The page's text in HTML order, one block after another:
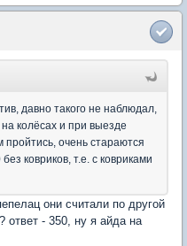
давно такого не наблюдал,
колёсах и при выезде
очень стараются
ковриков, т.е. с ковриками
они считали по другой
ответ - 350, ну я айда на